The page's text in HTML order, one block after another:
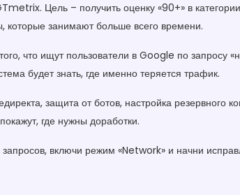
Цель – получить оценку «90+» в
занимают больше всего времени.
что ищут пользователи в Google по запросу
будет знать, где именно теряется трафик.
защита от ботов, настройка резервного
где нужны доработки.
запросов, включи режим «Network» и начни